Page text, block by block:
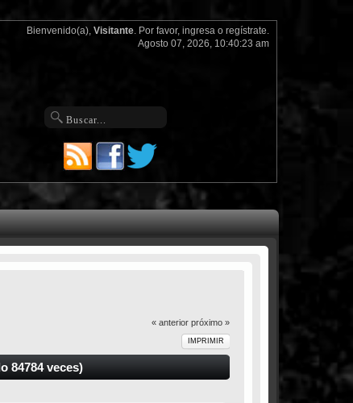
Bienvenido(a), Visitante. Por favor, ingresao regístrate.
Agosto 07, 2026, 10:40:23 am
« anterior próximo »
IMPRIMIR
84784 veces)